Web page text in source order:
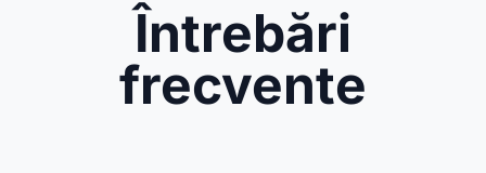
Întrebări
frecvente